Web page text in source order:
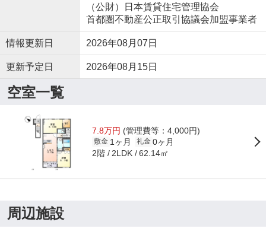
（公財）日本賃貸住宅管理協会
首都圏不動産公正取引協議会加盟事業者
情報更新日 2026年08月07日
更新予定日 2026年08月15日
空室一覧
7.8万円 (管理費等：4,000円)
敷金 1ヶ月 礼金 0ヶ月
2階 2LDK 62.14㎡
周辺施設